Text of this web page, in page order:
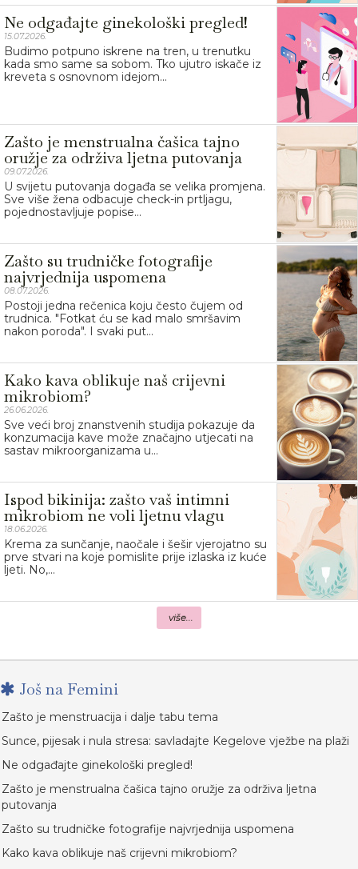
Ne odgađajte ginekološki pregled!
15.07.2026.
Budimo potpuno iskrene na tren, u trenutku
kada smo same sa sobom. Tko ujutro iskače iz
kreveta s osnovnom idejom...
Zašto je menstrualna čašica tajno
oružje za održiva ljetna putovanja
09.07.2026.
U svijetu putovanja događa se velika promjena.
Sve više žena odbacuje check-in prtljagu,
pojednostavljuje popise...
Zašto su trudničke fotografije
najvrjednija uspomena
08.07.2026.
Postoji jedna rečenica koju često čujem od
trudnica. "Fotkat ću se kad malo smršavim
nakon poroda". I svaki put...
Kako kava oblikuje naš crijevni
mikrobiom?
26.06.2026.
Sve veći broj znanstvenih studija pokazuje da
konzumacija kave može značajno utjecati na
sastav mikroorganizama u...
Ispod bikinija: zašto vaš intimni
mikrobiom ne voli ljetnu vlagu
18.06.2026.
Krema za sunčanje, naočale i šešir vjerojatno su
prve stvari na koje pomislite prije izlaska iz kuće
ljeti. No,...
više...
Još na Femini
Zašto je menstruacija i dalje tabu tema
Sunce, pijesak i nula stresa: savladajte Kegelove vježbe na plaži
Ne odgađajte ginekološki pregled!
Zašto je menstrualna čašica tajno oružje za održiva ljetna
putovanja
Zašto su trudničke fotografije najvrjednija uspomena
Kako kava oblikuje naš crijevni mikrobiom?